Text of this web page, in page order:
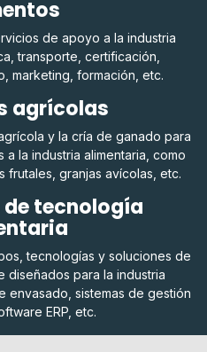
de apoyo a la industria
transporte, certificación,
marketing, formación, etc.
agrícolas
y la cría de ganado para
la industria alimentaria, como
frutales, granjas avícolas, etc.
de tecnología
tecnologías y soluciones de
diseñados para la industria
envasado, sistemas de gestión
ERP, etc.